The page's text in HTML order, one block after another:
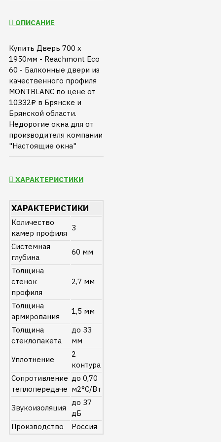
ОПИСАНИЕ
Купить Дверь 700 х
1950мм - Reachmont Eco
60 - Балконные двери из
качественного профиля
MONTBLANC по цене от
10332₽ в Брянске и
Брянской области.
Недорогие окна для от
производителя компании
"Настоящие окна"
ХАРАКТЕРИСТИКИ
ХАРАКТЕРИСТИКИ
Количество
камер профиля
3
Системная
глубина
60 мм
Толщина
стенок
профиля
2,7 мм
Толщина
армирования
1,5 мм
Толщина
стеклопакета
до 33
мм
Уплотнение
2
контура
Сопротивление
теплопередаче
до 0,70
м2°C/Вт
Звукоизоляция
до 37
дБ
Производство
Россия